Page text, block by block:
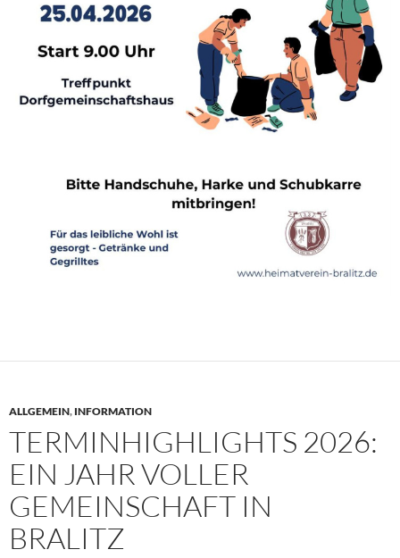
ALLGEMEIN, INFORMATION
TERMINHIGHLIGHTS 2026:
EIN JAHR VOLLER
GEMEINSCHAFT IN
BRALITZ